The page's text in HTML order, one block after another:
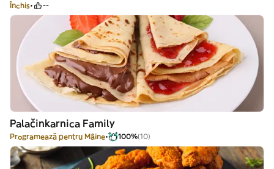
Închis --
Palačinkarnica Family
Programează pentru Mâine 100%(10)